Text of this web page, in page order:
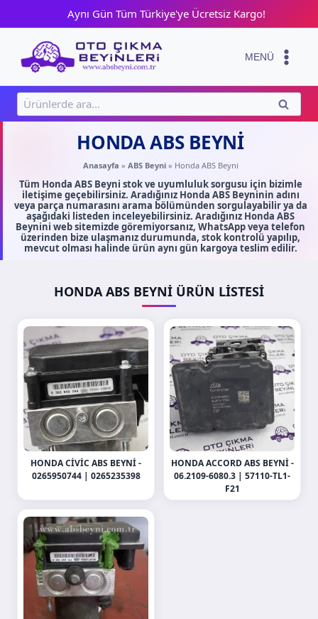
content
Aynı Gün Tüm Türkiye'ye Ücretsiz Kargo!
MENÜ
Ara:
ARA
HONDA ABS BEYNI
Anasayfa » ABS Beyni» Honda ABS Beyni
Tüm Honda ABS Beyni stok ve uyumluluk sorgusu için bizimle
iletişime geçebilirsiniz. Aradığınız Honda ABS Beyninin adını
veya parça numarasını arama bölümünden sorgulayabilir ya da
aşağıdaki listeden inceleyebilirsiniz. Aradığınız Honda ABS
Beynini web sitemizde göremiyorsanız, WhatsApp veya telefon
üzerinden bize ulaşmanız durumunda, stok kontrolü yapılıp,
mevcut olması halinde ürün aynı gün kargoya teslim edilir.
HONDA ABS BEYNI ÜRÜN LISTESI
HONDA CIVIC ABS BEYNI -
0265950744 | 0265235398
HONDA ACCORD ABS BEYNI -
06.2109-6080.3 | 57110-TL1-
F21